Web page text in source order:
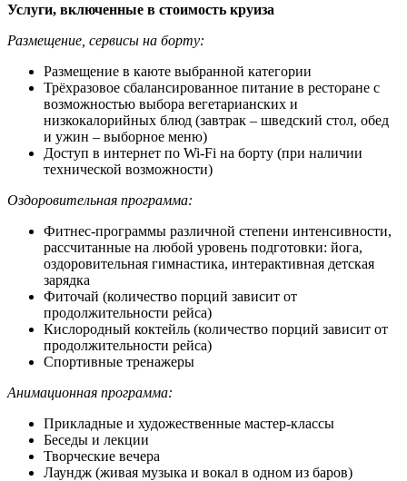
Услуги, включенные в стоимость круиза
Размещение, сервисы на борту:
Размещение в каюте выбранной категории
Трёхразовое сбалансированное питание в ресторане с
возможностью выбора вегетарианских и
низкокалорийных блюд (завтрак – шведский стол, обед
и ужин – выборное меню)
Доступ в интернет по Wi-Fi на борту (при наличии
технической возможности)
Оздоровительная программа:
Фитнес-программы различной степени интенсивности,
рассчитанные на любой уровень подготовки: йога,
оздоровительная гимнастика, интерактивная детская
зарядка
Фиточай (количество порций зависит от
продолжительности рейса)
Кислородный коктейль (количество порций зависит от
продолжительности рейса)
Спортивные тренажеры
Анимационная программа:
Прикладные и художественные мастер-классы
Беседы и лекции
Творческие вечера
Лаундж (живая музыка и вокал в одном из баров)